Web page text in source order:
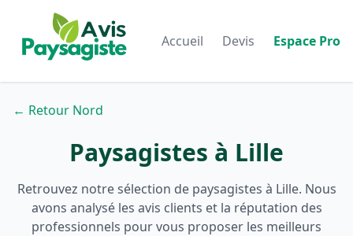
Accueil Devis Espace Pro
← Retour Nord
Paysagistes à Lille
Retrouvez notre sélection de paysagistes à Lille. Nous
avons analysé les avis clients et la réputation des
professionnels pour vous proposer les meilleurs